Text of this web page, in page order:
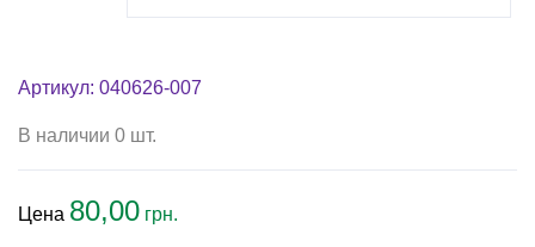
Артикул: 040626-007
В наличии 0 шт.
Цена 80,00 грн.